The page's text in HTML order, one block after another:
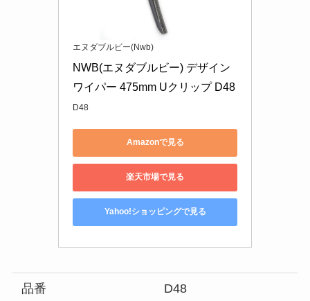
エヌダブルビー(Nwb)
NWB(エヌダブルビー) デザイン
ワイパー 475mm Uクリップ D48
D48
Amazonで見る
楽天市場で見る
Yahoo!ショッピングで見る
品番 D48